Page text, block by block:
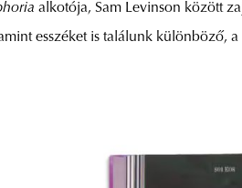
alkotója, Sam Levinson között
esszéket is találunk különböző,